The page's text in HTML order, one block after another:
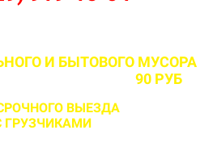
И БЫТОВОГО МУСОРА
90 РУБ
ВЫЕЗДА
ГРУЗЧИКАМИИ БЕЗ